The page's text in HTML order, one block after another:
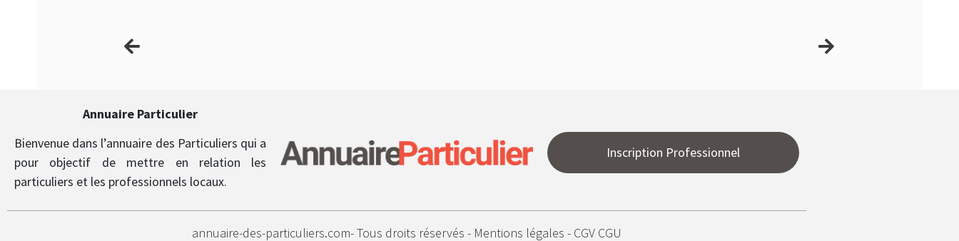
Annuaire Particulier
Bienvenue dans l’annuaire des Particuliers qui a
pour objectif de mettre en relation les
particuliers et les professionnels locaux.
Inscription Professionnel
annuaire-des-particuliers.com- Tous droits réservés - Mentions légales - CGV CGU